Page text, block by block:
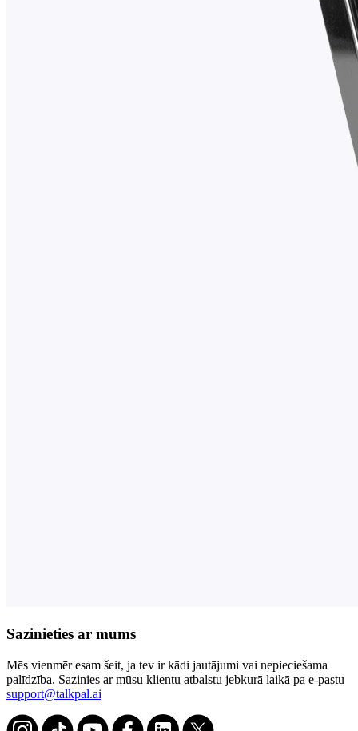
Sazinieties ar mums
Mēs vienmēr esam šeit, ja tev ir kādi jautājumi vai nepieciešama
palīdzība. Sazinies ar mūsu klientu atbalstu jebkurā laikā pa e-pastu
support@talkpal.ai